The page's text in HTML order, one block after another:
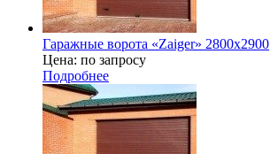
Гаражные ворота «Zaiger» 2800x2900
Цена: по запросу
Подробнее